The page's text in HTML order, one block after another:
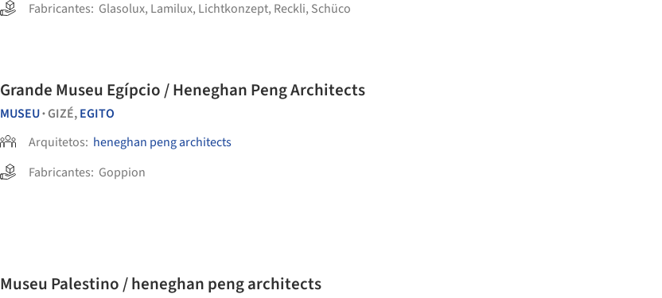
Fabricantes: Glasolux, Lamilux, Lichtkonzept, Reckli, Schüco
Grande Museu Egípcio / Heneghan Peng Architects
MUSEU•GIZÉ,EGITO
Arquitetos: heneghan peng architects
Fabricantes: Goppion
Museu Palestino / heneghan peng architects